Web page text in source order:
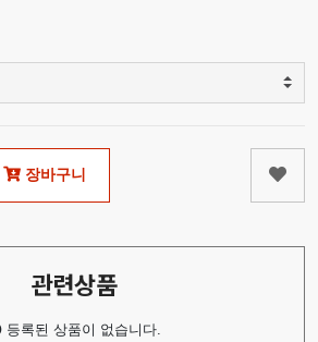
장바구니
관련상품
등록된 상품이 없습니다.